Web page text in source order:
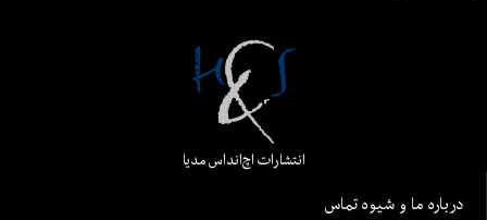
انتشارات اچ‌اند‌اس مدیا
درباره ما و شیوه تماس